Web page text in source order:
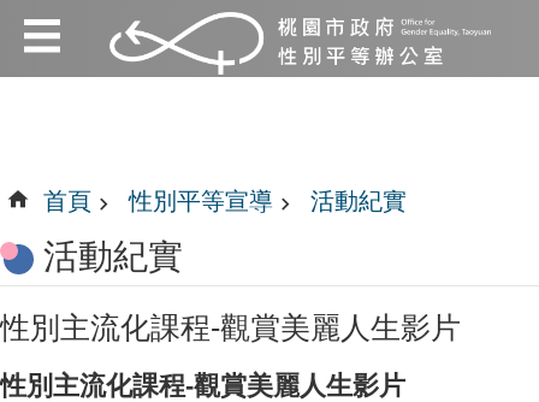
跳到主要內容區塊
:::
:::
首頁 性別平等宣導 活動紀實
活動紀實
性別主流化課程-觀賞美麗人生影片
性別主流化課程-觀賞美麗人生影片